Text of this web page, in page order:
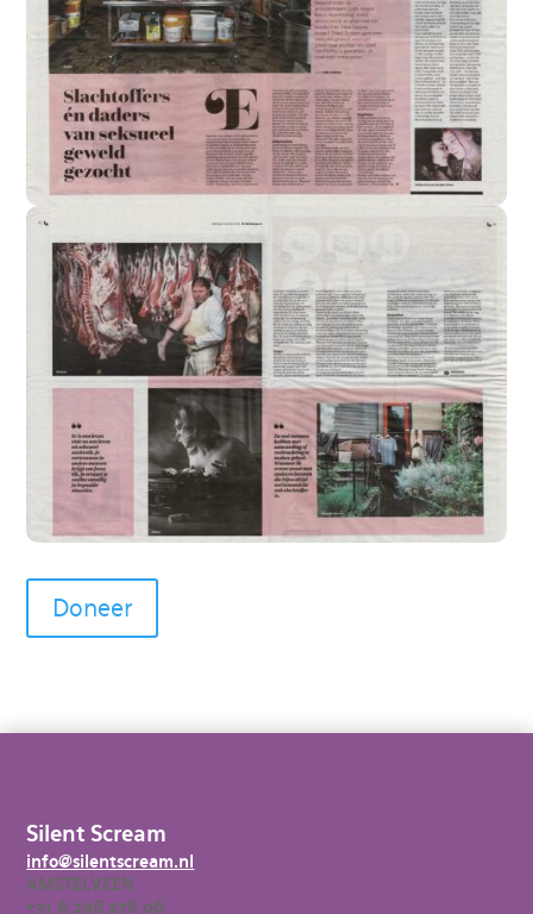
Doneer
Silent Scream
info@silentscream.nl
AMSTELVEEN
+31 6 296 276 06